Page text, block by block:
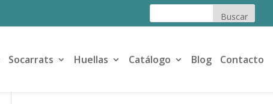
Socarrats Huellas Catálogo Blog Contacto